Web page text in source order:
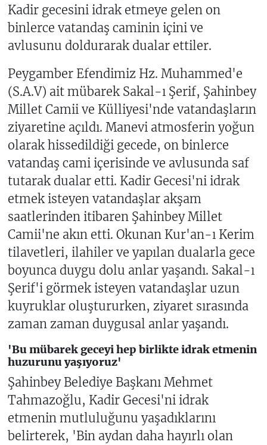
Kadir gecesini idrak etmeye gelen on
binlerce vatandaş caminin içini ve
avlusunu doldurarak dualar ettiler.
Peygamber Efendimiz Hz. Muhammed'e
(S.A.V) ait mübarek Sakal-ı Şerif, Şahinbey
Millet Camii ve Külliyesi'nde vatandaşların
ziyaretine açıldı. Manevi atmosferin yoğun
olarak hissedildiği gecede, on binlerce
vatandaş cami içerisinde ve avlusunda saf
tutarak dualar etti. Kadir Gecesi'ni idrak
etmek isteyen vatandaşlar akşam
saatlerinden itibaren Şahinbey Millet
Camii'ne akın etti. Okunan Kur'an-ı Kerim
tilavetleri, ilahiler ve yapılan dualarla gece
boyunca duygu dolu anlar yaşandı. Sakal-ı
Şerif'i görmek isteyen vatandaşlar uzun
kuyruklar oluştururken, ziyaret sırasında
zaman zaman duygusal anlar yaşandı.
'Bu mübarek geceyi hep birlikte idrak etmenin
huzurunu yaşıyoruz'
Şahinbey Belediye Başkanı Mehmet
Tahmazoğlu, Kadir Gecesi'ni idrak
etmenin mutluluğunu yaşadıklarını
belirterek, 'Bin aydan daha hayırlı olan